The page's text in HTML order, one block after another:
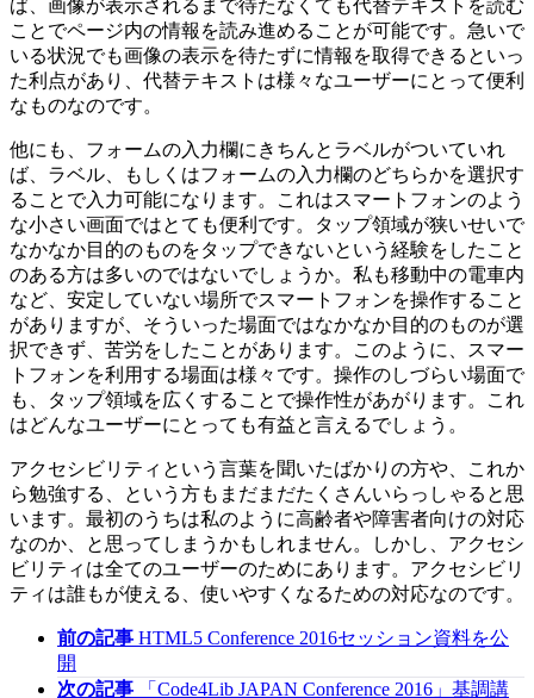
ば、画像が表示されるまで待たなくても代替テキストを読む
ことでページ内の情報を読み進めることが可能です。急いで
いる状況でも画像の表示を待たずに情報を取得できるといっ
た利点があり、代替テキストは様々なユーザーにとって便利
なものなのです。
他にも、フォームの入力欄にきちんとラベルがついていれ
ば、ラベル、もしくはフォームの入力欄のどちらかを選択す
ることで入力可能になります。これはスマートフォンのよう
な小さい画面ではとても便利です。タップ領域が狭いせいで
なかなか目的のものをタップできないという経験をしたこと
のある方は多いのではないでしょうか。私も移動中の電車内
など、安定していない場所でスマートフォンを操作すること
がありますが、そういった場面ではなかなか目的のものが選
択できず、苦労をしたことがあります。このように、スマー
トフォンを利用する場面は様々です。操作のしづらい場面で
も、タップ領域を広くすることで操作性があがります。これ
はどんなユーザーにとっても有益と言えるでしょう。
アクセシビリティという言葉を聞いたばかりの方や、これか
ら勉強する、という方もまだまだたくさんいらっしゃると思
います。最初のうちは私のように高齢者や障害者向けの対応
なのか、と思ってしまうかもしれません。しかし、アクセシ
ビリティは全てのユーザーのためにあります。アクセシビリ
ティは誰もが使える、使いやすくなるための対応なのです。
前の記事 HTML5 Conference 2016セッション資料を公
開
次の記事
「Code4Lib JAPAN Conference 2016」基調講